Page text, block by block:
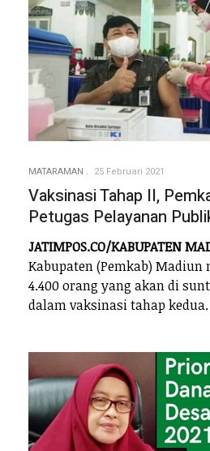
MATARAMAN 25 Februari 2021
Vaksinasi Tahap II,
Petugas Pelayanan
JATIMPOS.CO/KABUPATEN
Kabupaten (Pemkab)
4.400 orang yang akan di
dalam vaksinasi tahap kedua.